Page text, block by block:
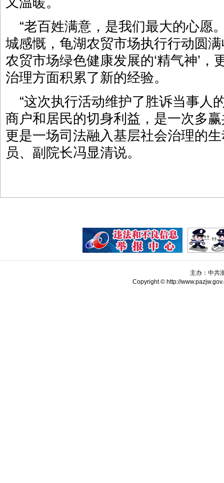
“老百姓满意，是我们最大的心愿
城感慨，龟湖农贸市场执行行动圆
农贸市场绿色健康发展的‘精气神’
治理方面积累了新的经验。
“这次执行活动维护了胜诉当事人
商户和居民的切身利益，是一次多赢
更是一场司法融入基层社会治理的
员、副院长冯显清说。
主办：中共
Copyright © http://